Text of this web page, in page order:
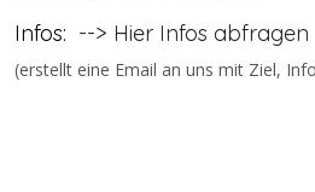
Infos: --> Hier Infos abfragen
(erstellt eine Email an uns mit Ziel,